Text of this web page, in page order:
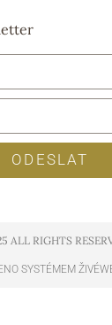
ODESLAT
ALL RIGHTS
SYSTÉMEM